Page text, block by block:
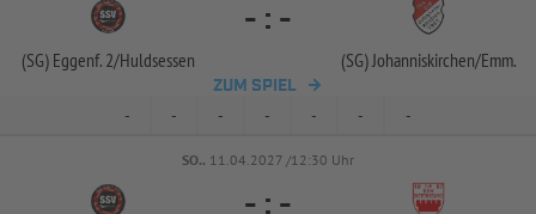
(SG) Eggenf. 2/Huldsessen
- : -
(SG) Johanniskirchen/Emm.
ZUM SPIEL
- - - - - - -
SO.. 11.04.2027 /12:30 Uhr
- : -